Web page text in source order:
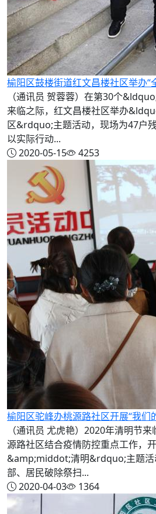
榆阳区鼓楼街道红文昌楼社区举办“
（通讯员 贺蓉蓉）在第30个
来临之际，红文昌楼社区举办
区&rdquo;主题活动，现场为47户
以实际行动...
2020-05-15
4253
榆阳区驼峰办桃源路社区开展“我们
（通讯员 尤虎艳）2020年清明节
源路社区结合疫情防控重点工作，
&amp;middot;清明&rdquo;主题活
部、居民破除祭扫...
2020-04-03
1364